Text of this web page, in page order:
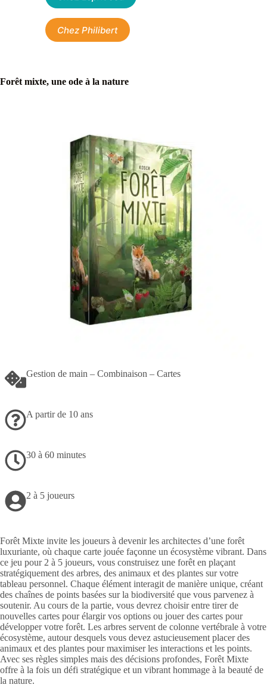
Chez Philibert
Forêt mixte, une ode à la nature
Gestion de main – Combinaison – Cartes
A partir de 10 ans
30 à 60 minutes
2 à 5 joueurs
Forêt Mixte invite les joueurs à devenir les architectes d’une forêt
luxuriante, où chaque carte jouée façonne un écosystème vibrant. Dans
ce jeu pour 2 à 5 joueurs, vous construisez une forêt en plaçant
stratégiquement des arbres, des animaux et des plantes sur votre
tableau personnel. Chaque élément interagit de manière unique, créant
des chaînes de points basées sur la biodiversité que vous parvenez à
soutenir. Au cours de la partie, vous devrez choisir entre tirer de
nouvelles cartes pour élargir vos options ou jouer des cartes pour
développer votre forêt. Les arbres servent de colonne vertébrale à votre
écosystème, autour desquels vous devez astucieusement placer des
animaux et des plantes pour maximiser les interactions et les points.
Avec ses règles simples mais des décisions profondes, Forêt Mixte
offre à la fois un défi stratégique et un vibrant hommage à la beauté de
la nature.